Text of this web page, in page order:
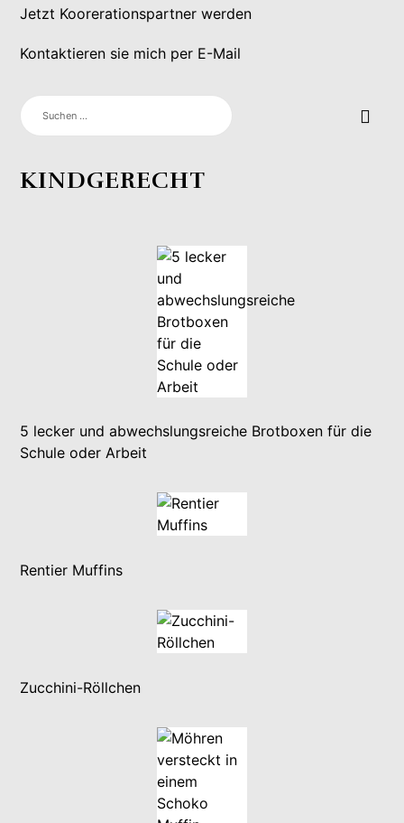
Jetzt Koorerationspartner werden
Kontaktieren sie mich per E-Mail
SUCHEN
NACH:
KINDGERECHT
5 lecker und abwechslungsreiche Brotboxen für die
Schule oder Arbeit
Rentier Muffins
Zucchini-Röllchen